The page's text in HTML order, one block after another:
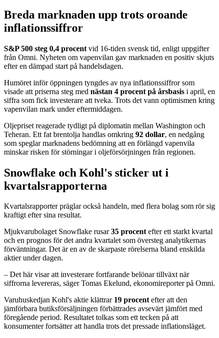
Breda marknaden upp trots oroande
inflationssiffror
S&P 500 steg 0,4 procent vid 16-tiden svensk tid, enligt uppgifter
från Omni. Nyheten om vapenvilan gav marknaden en positiv skjuts
efter en dämpad start på handelsdagen.
Humöret inför öppningen tyngdes av nya inflationssiffror som
visade att priserna steg med nästan 4 procent på årsbasis i april, en
siffra som fick investerare att tveka. Trots det vann optimismen kring
vapenvilan mark under eftermiddagen.
Oljepriset reagerade tydligt på diplomatin mellan Washington och
Teheran. Ett fat brentolja handlas omkring 92 dollar, en nedgång
som speglar marknadens bedömning att en förlängd vapenvila
minskar risken för störningar i oljeförsörjningen från regionen.
Snowflake och Kohl's sticker ut i
kvartalsrapporterna
Kvartalsrapporter präglar också handeln, med flera bolag som rör sig
kraftigt efter sina resultat.
Mjukvarubolaget Snowflake rusar35 procentefter ett starkt kvartal
och en prognos för det andra kvartalet som översteg analytikernas
förväntningar. Det är en av de skarpaste rörelserna bland enskilda
aktier under dagen.
– Det här visar att investerare fortfarande belönar tillväxt när
siffrorna levereras, säger Tomas Ekelund, ekonomireporter på Omni.
Varuhuskedjan Kohl's aktie klättrar 19 procentefter att den
jämförbara butiksförsäljningen förbättrades avsevärt jämfört med
föregående period. Resultatet tolkas som ett tecken på att
konsumenter fortsätter att handla trots det pressade inflationsläget.